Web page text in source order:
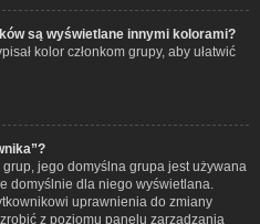
są wyświetlane innymi kolorami?
kolor członkom grupy, aby ułatwić
jego domyślna grupa jest używana
domyślnie dla niego wyświetlana.
uprawnienia do zmiany
z poziomu panelu zarządzania